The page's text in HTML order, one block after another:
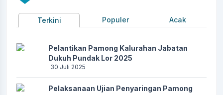
Terkini Populer Acak
Pelantikan Pamong Kalurahan Jabatan
Dukuh Pundak Lor 2025
30 Juli 2025
Pelaksanaan Ujian Penyaringan Pamong